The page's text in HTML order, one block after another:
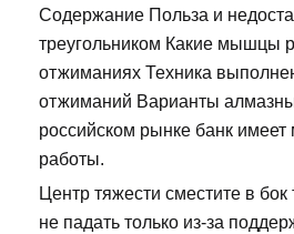
Содержание Польза и
треугольником Какие мышцы
отжиманиях Техника
отжиманий Варианты
российском рынке банк имеет
работы.
Центр тяжести сместите в
не падать только из-за